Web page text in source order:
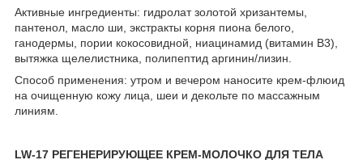
Активные ингредиенты: гидролат золотой хризантемы,
пантенол, масло ши, экстракты корня пиона белого,
ганодермы, пории кокосовидной, ниацинамид (витамин В3),
вытяжка щелелистника, полипептид аргинин/лизин.
Способ применения: утром и вечером наносите крем-флюид
на очищенную кожу лица, шеи и декольте по массажным
линиям.
LW-17 РЕГЕНЕРИРУЮЩЕЕ КРЕМ-МОЛОЧКО ДЛЯ ТЕЛА